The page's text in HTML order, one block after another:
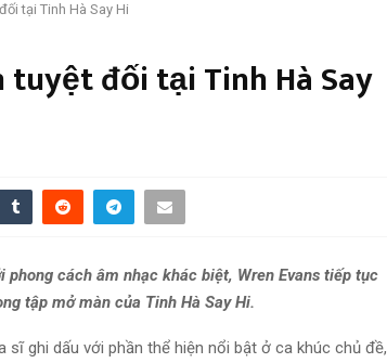
tại Tinh Hà Say Hi
tuyệt đối tại Tinh Hà Say
phong cách âm nhạc khác biệt, Wren Evans tiếp tục
tập mở màn của Tinh Hà Say Hi.
ghi dấu với phần thể hiện nổi bật ở ca khúc chủ đề,